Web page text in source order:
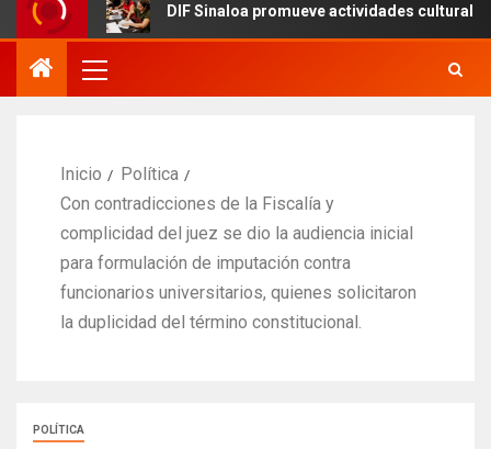
DIF Sinaloa promueve actividades culturales en el
Inicio
Política
Con contradicciones de la Fiscalía y
complicidad del juez se dio la audiencia inicial
para formulación de imputación contra
funcionarios universitarios, quienes solicitaron
la duplicidad del término constitucional.
POLÍTICA